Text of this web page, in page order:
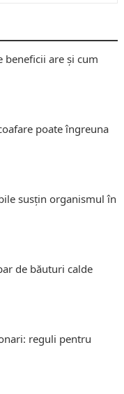
beneficii are și cum
poate îngreuna
susțin organismul în
de băuturi calde
reguli pentru